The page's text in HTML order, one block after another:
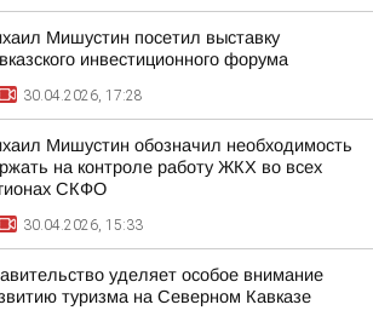
Мишустин посетил выставку
инвестиционного форума
30.04.2026, 17:28
Мишустин обозначил необходимость
на контроле работу ЖКХ во всех
СКФО
30.04.2026, 15:33
уделяет особое внимание
туризма на Северном Кавказе